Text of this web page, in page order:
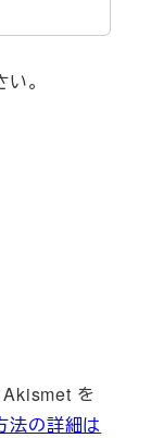
。
Akismet を
法の詳細は